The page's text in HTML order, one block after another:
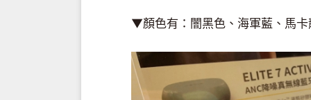
▼顏色有：闇黑色、海軍藍、馬卡